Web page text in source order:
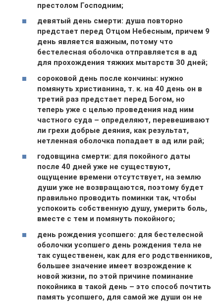
престолом Господним;
девятый день смерти: душа повторно
предстает перед Отцом Небесным, причем 9
день является важным, потому что
бестелесная оболочка отправляется в ад
для прохождения тяжких мытарств 30 дней;
сороковой день после кончины: нужно
помянуть христианина, т. к. на 40 день он в
третий раз предстает перед Богом, но
теперь уже с целью проведения над ним
частного суда – определяют, перевешивают
ли грехи добрые деяния, как результат,
нетленная оболочка попадает в ад или рай;
годовщина смерти: для покойного даты
после 40 дней уже не существуют,
ощущение времени отсутствует, на землю
души уже не возвращаются, поэтому будет
правильно проводить поминки так, чтобы
успокоить собственную душу, умерить боль,
вместе с тем и помянуть покойного;
день рождения усопшего: для бестелесной
оболочки усопшего день рождения тела не
так существенен, как для его родственников,
большее значение имеет возрождение к
новой жизни, по этой причине поминание
покойника в такой день – это способ почтить
память усопшего, для самой же души он не